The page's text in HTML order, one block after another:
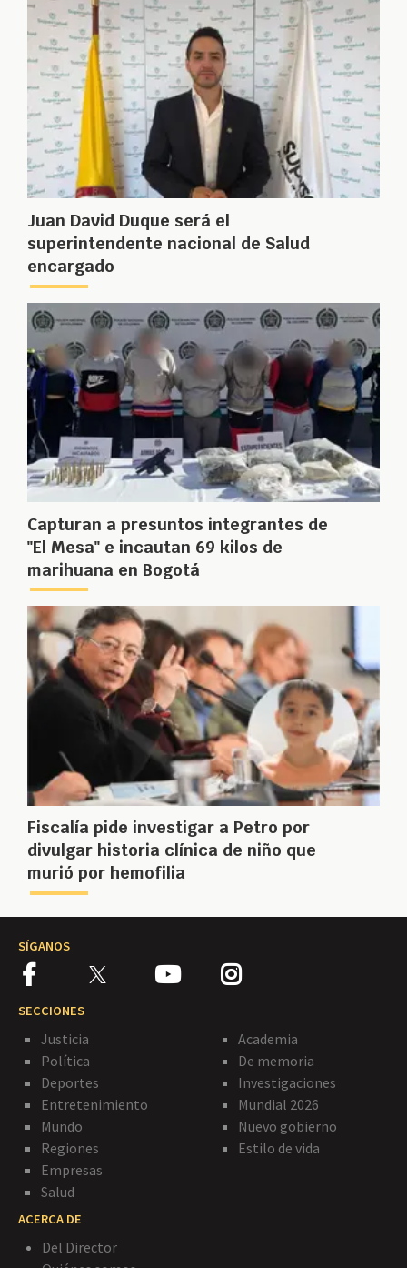
Juan David Duque será el
superintendente nacional de Salud
encargado
Capturan a presuntos integrantes de
"El Mesa" e incautan 69 kilos de
marihuana en Bogotá
Fiscalía pide investigar a Petro por
divulgar historia clínica de niño que
murió por hemofilia
SÍGANOS
SECCIONES
Justicia
Política
Deportes
Entretenimiento
Mundo
Regiones
Empresas
Salud
Academia
De memoria
Investigaciones
Mundial 2026
Nuevo gobierno
Estilo de vida
ACERCA DE
Del Director